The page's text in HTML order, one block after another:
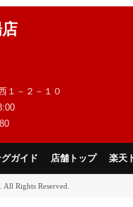
１－２－１０
ガイド 店舗トップ 楽天
Rights Reserved.